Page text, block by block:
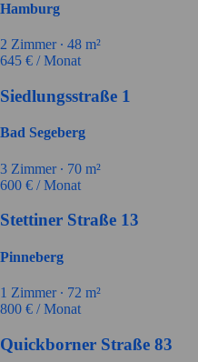
Hamburg
2 Zimmer ∙ 48 m²
645 € / Monat
Siedlungsstraße 1
Bad Segeberg
3 Zimmer ∙ 70 m²
600 € / Monat
Stettiner Straße 13
Pinneberg
1 Zimmer ∙ 72 m²
800 € / Monat
Quickborner Straße 83